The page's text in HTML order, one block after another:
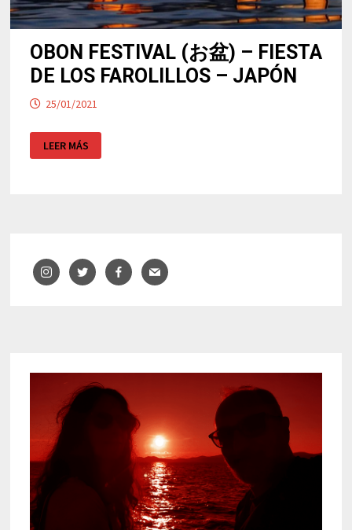
OBON FESTIVAL (お盆) – FIESTA
DE LOS FAROLILLOS – JAPÓN
25/01/2021
FESTIVAL
(お
LEER MÁS